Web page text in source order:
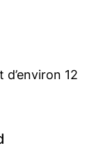
12